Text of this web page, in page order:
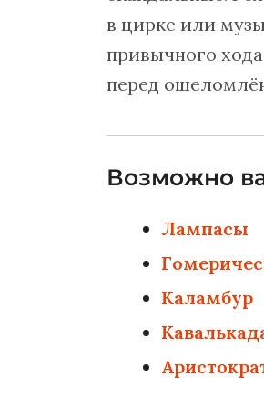
в цирке или
привычного
перед
Возможно
Лампасы
Каламбур